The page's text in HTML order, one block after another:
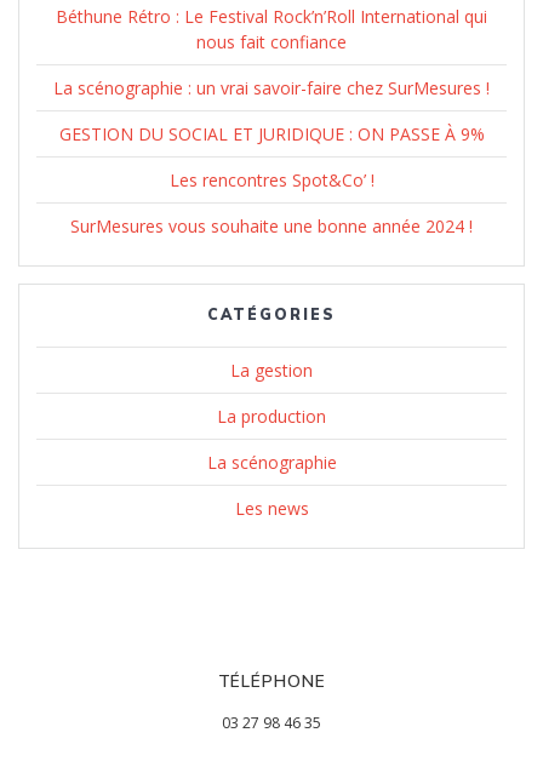
Béthune Rétro : Le Festival Rock’n’Roll International qui
nous fait confiance
La scénographie : un vrai savoir-faire chez SurMesures !
GESTION DU SOCIAL ET JURIDIQUE : ON PASSE À 9%
Les rencontres Spot&Co’ !
SurMesures vous souhaite une bonne année 2024 !
CATÉGORIES
La gestion
La production
La scénographie
Les news
TÉLÉPHONE
03 27 98 46 35